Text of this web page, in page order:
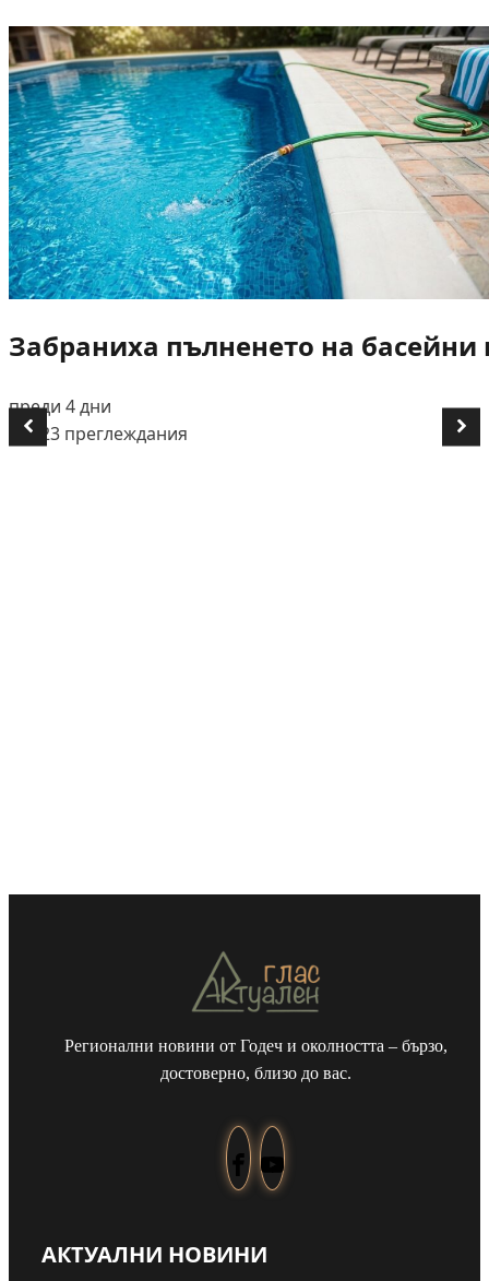
Забраниха пълненето на
преди 4 дни
👁️ 723 преглеждания
Регионални новини от Годеч и околността – бързо,
достоверно, близо до вас.
АКТУАЛНИ НОВИНИ